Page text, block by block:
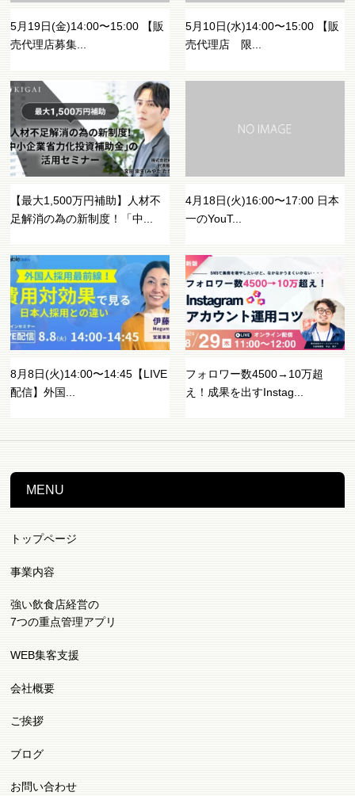
5月19日(金)14:00〜15:00 【販
売代理店募集...
5月10日(水)14:00〜15:00 【販
売代理店 限...
【最大1,500万円補助】人材不
足解消の為の新制度！「中...
4月18日(火)16:00〜17:00 日本
一のYouT...
8月8日(火)14:00〜14:45【LIVE
配信】外国...
フォロワー数4500→10万超
え！成果を出すInstag...
MENU
トップページ
事業内容
強い飲食店経営の
7つの重点管理アプリ
WEB集客支援
会社概要
ご挨拶
ブログ
お問い合わせ